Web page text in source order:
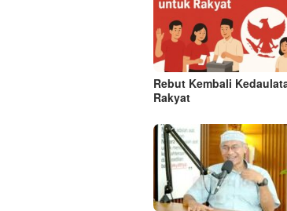
Rebut Kembali
Rakyat